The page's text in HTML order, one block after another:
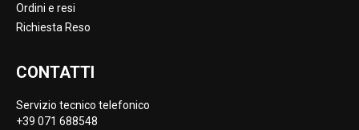
Ordini e resi
Richiesta Reso
CONTATTI
Servizio tecnico telefonico
+39 071 688548